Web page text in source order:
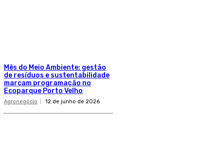
Mês do Meio Ambiente: gestão
de resíduos e sustentabilidade
marcam programação no
Ecoparque Porto Velho
Agronegócio 12 de junho de 2026